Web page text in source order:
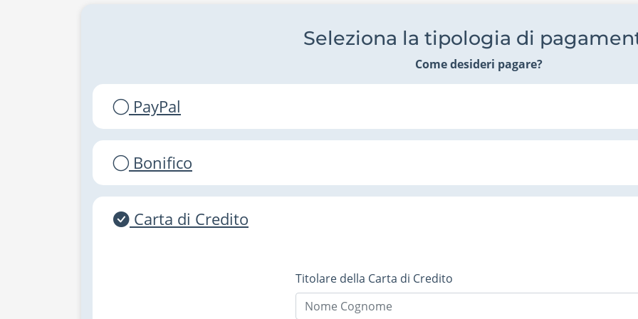
Seleziona la tipologia di
Come desideri pagare?
PayPal
Bonifico
Carta di Credito
Titolare della Carta di Credito